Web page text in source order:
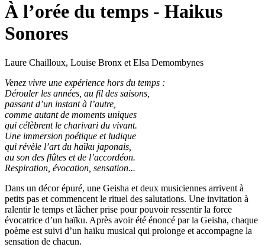
À l’orée du temps - Haikus
Sonores
Laure Chailloux, Louise Bronx et Elsa Demombynes
Venez vivre une expérience hors du temps :
Dérouler les années, au fil des saisons,
passant d’un instant à l’autre,
comme autant de moments uniques
qui célèbrent le charivari du vivant.
Une immersion poétique et ludique
qui révèle l’art du haïku japonais,
au son des flûtes et de l’accordéon.
Respiration, évocation, sensation...
Dans un décor épuré, une Geisha et deux musiciennes arrivent à
petits pas et commencent le rituel des salutations. Une invitation à
ralentir le temps et lâcher prise pour pouvoir ressentir la force
évocatrice d’un haïku. Après avoir été énoncé par la Geisha, chaque
poème est suivi d’un haïku musical qui prolonge et accompagne la
sensation de chacun.